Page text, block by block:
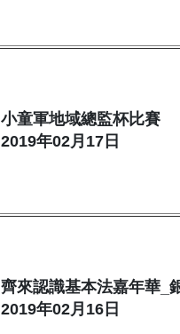
小童軍地域總監杯比賽
2019年02月17日
齊來認識基本法嘉年華_
2019年02月16日